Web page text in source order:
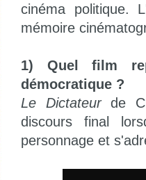
cinéma politique.
mémoire
1) Quel film
démocratique ?
Le Dictateurde
discours final
personnage et